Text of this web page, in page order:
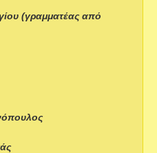
(γραμματέας από